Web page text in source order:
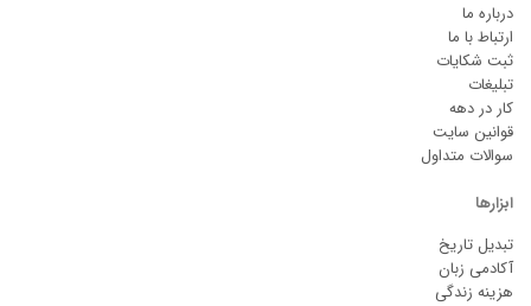
درباره ما
ارتباط با ما
ثبت شکایات
تبلیغات
کار در دهه
قوانین سایت
سوالات متداول
ابزارها
تبدیل تاریخ
آکادمی زبان
هزینه زندگی